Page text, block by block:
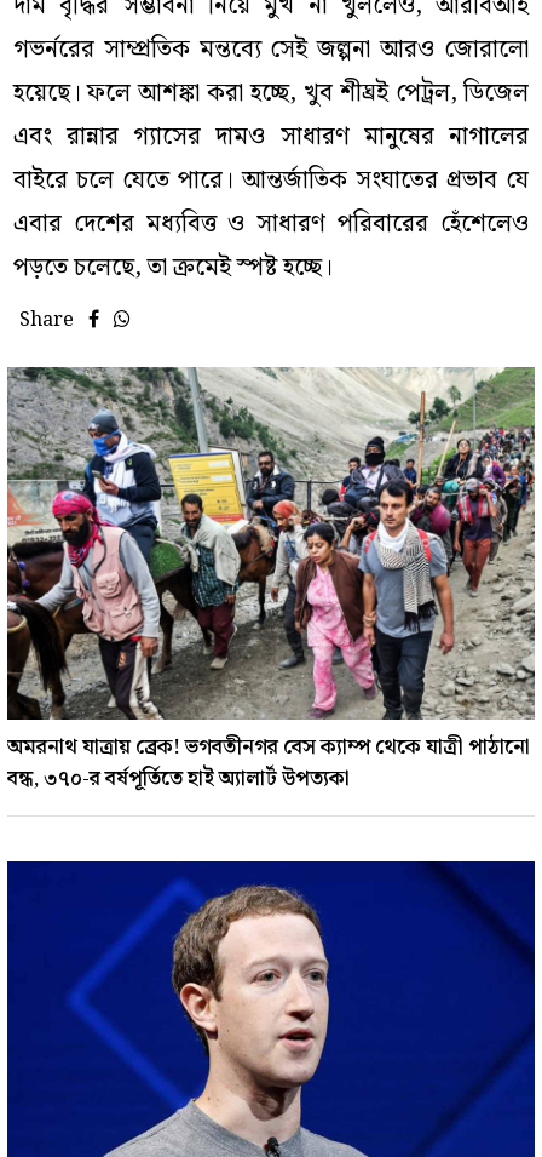
গভর্নরের সাম্প্রতিক মন্তব্যে সেই জল্পনা আরও জোরালো
হয়েছে। ফলে আশঙ্কা করা হচ্ছে, খুব শীঘ্রই পেট্রল, ডিজেল
এবং রান্নার গ্যাসের দামও সাধারণ মানুষের নাগালের
বাইরে চলে যেতে পারে। আন্তর্জাতিক সংঘাতের প্রভাব যে
এবার দেশের মধ্যবিত্ত ও সাধারণ পরিবারের হেঁশেলেও
পড়তে চলেছে, তা ক্রমেই স্পষ্ট হচ্ছে।
Share
অমরনাথ যাত্রায় ব্রেক! ভগবতীনগর বেস ক্যাম্প থেকে যাত্রী পাঠানো
বন্ধ, ৩৭০-র বর্ষপূর্তিতে হাই অ্যালার্ট উপত্যকা